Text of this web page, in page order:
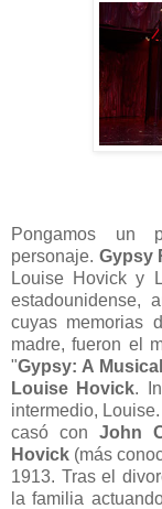
Pongamos un
personaje. Gypsy
Louise Hovick y
estadounidense,
cuyas memorias
madre, fueron el
"Gypsy: A
Louise Hovick.
intermedio,
casó con John
Hovick (más
1913. Tras el
la familia